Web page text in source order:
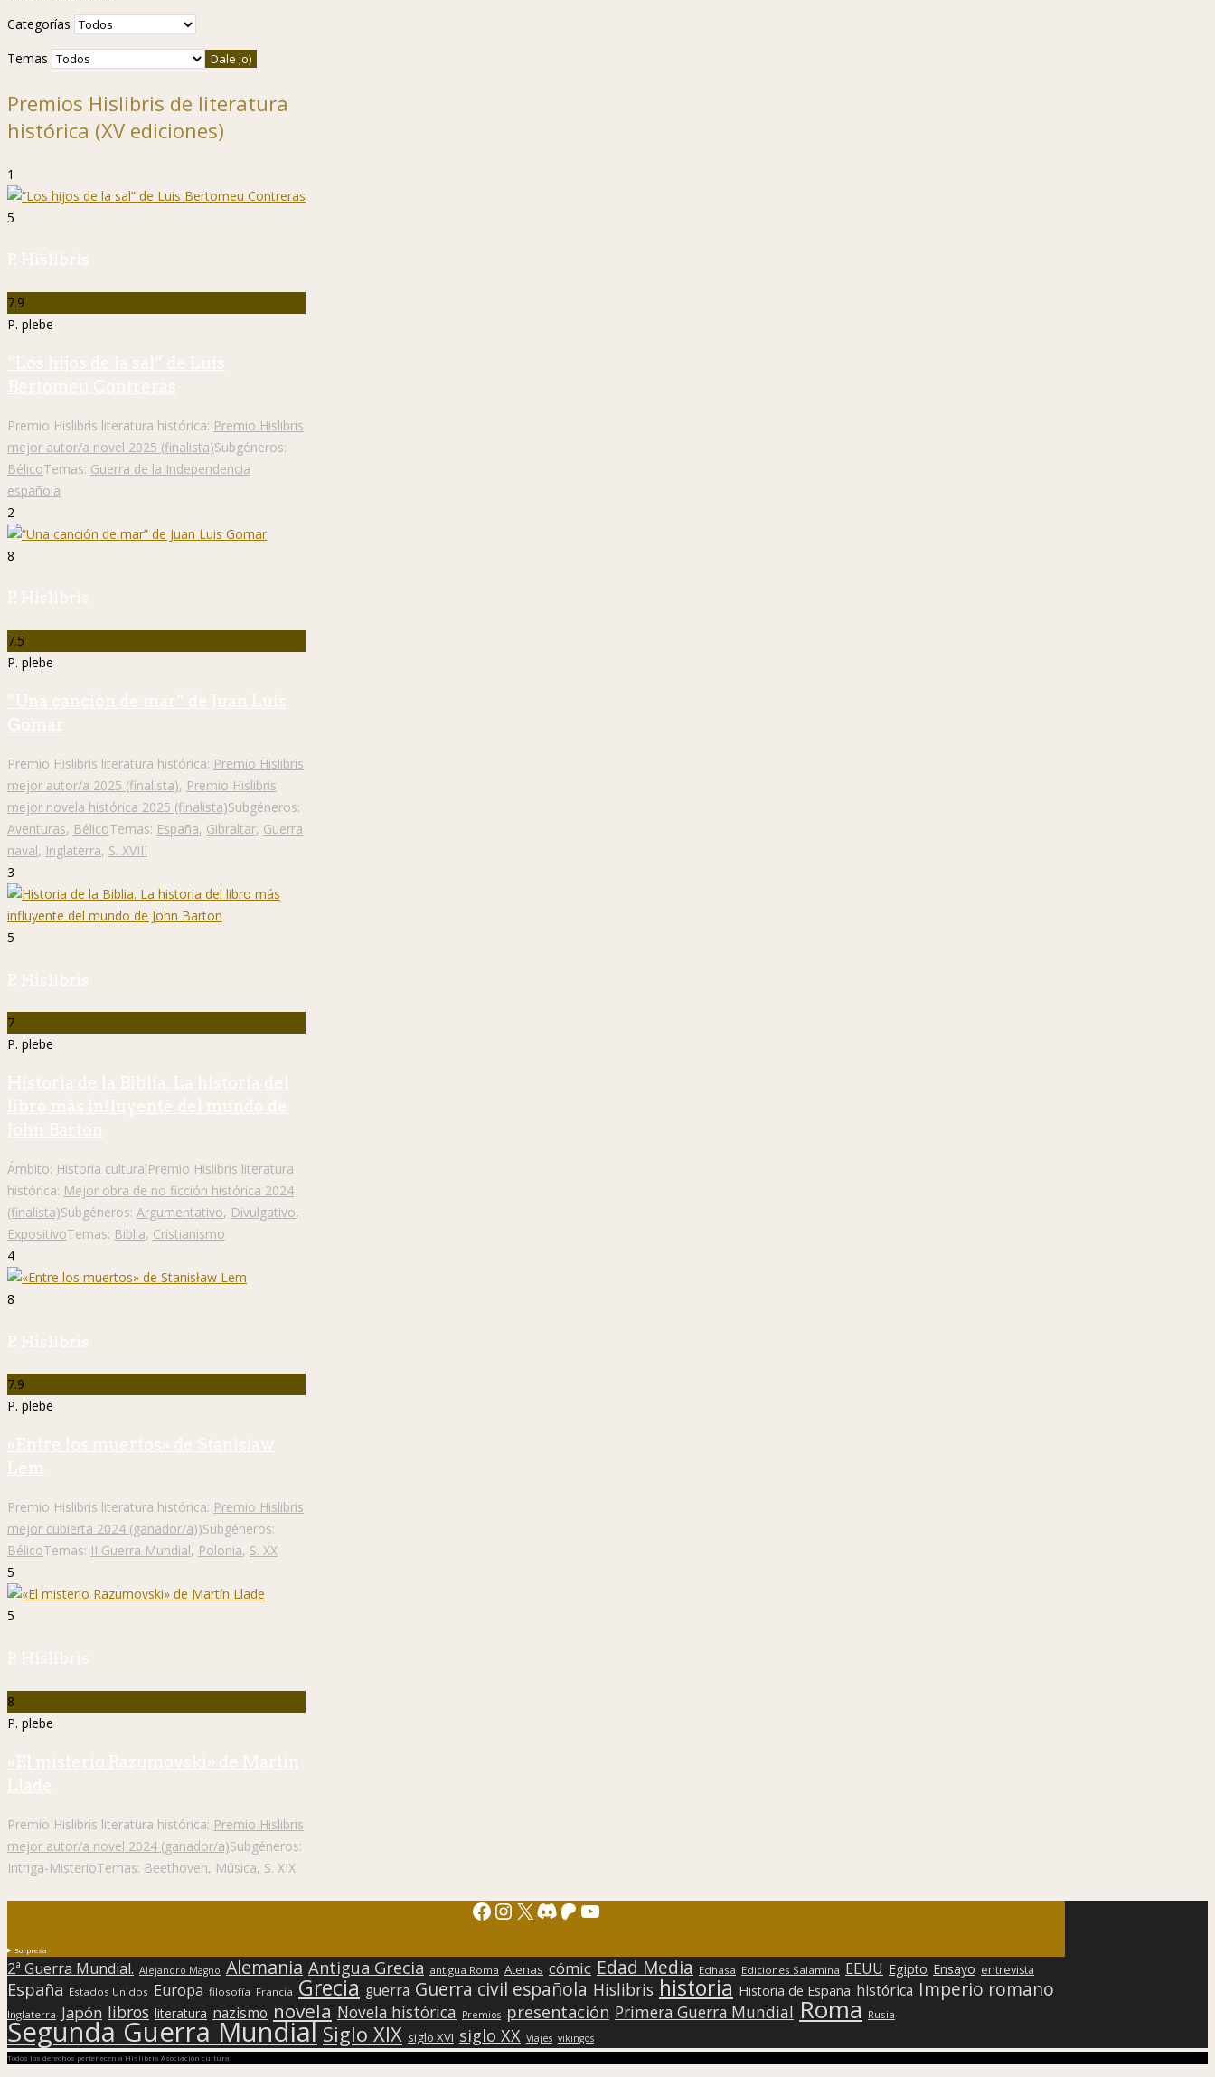
Categorías
Temas
Premios Hislibris de literatura
histórica (XV ediciones)
1
5
P. Hislibris
7.9
P. plebe
“Los hijos de la sal” de Luis
Bertomeu Contreras
Premio Hislibris literatura histórica: Premio Hislibris
mejor autor/a novel 2025 (finalista)Subgéneros:
BélicoTemas: Guerra de la Independencia
española
2
8
P. Hislibris
7.5
P. plebe
“Una canción de mar” de Juan Luis
Gomar
Premio Hislibris literatura histórica: Premio Hislibris
mejor autor/a 2025 (finalista), Premio Hislibris
mejor novela histórica 2025 (finalista)Subgéneros:
Aventuras, BélicoTemas: España, Gibraltar, Guerra
naval, Inglaterra, S. XVIII
3
5
P. Hislibris
7
P. plebe
Historia de la Biblia. La historia del
libro más influyente del mundo de
John Barton
Ámbito: Historia culturalPremio Hislibris literatura
histórica: Mejor obra de no ficción histórica 2024
(finalista)Subgéneros: Argumentativo, Divulgativo,
ExpositivoTemas: Biblia, Cristianismo
4
8
P. Hislibris
7.9
P. plebe
«Entre los muertos» de Stanisław
Lem
Premio Hislibris literatura histórica: Premio Hislibris
mejor cubierta 2024 (ganador/a))Subgéneros:
BélicoTemas: II Guerra Mundial, Polonia, S. XX
5
5
P. Hislibris
8
P. plebe
«El misterio Razumovski» de Martín
Llade
Premio Hislibris literatura histórica: Premio Hislibris
mejor autor/a novel 2024 (ganador/a)Subgéneros:
Intriga-MisterioTemas: Beethoven, Música, S. XIX
Facebook
Instagram
X Discord
Patreon
YouTube
Sorpresa
2ª Guerra Mundial. Alejandro Magno Alemania Antigua Grecia antigua Roma Atenas cómic Edad Media Edhasa Ediciones Salamina EEUU Egipto Ensayo entrevista
España Estados Unidos Europa filosofía Francia Grecia guerra Guerra civil española Hislibris historia Historia de España histórica Imperio romano
Inglaterra Japón libros literatura nazismo novela Novela histórica Premios presentación Primera Guerra Mundial Roma Rusia
Segunda Guerra Mundial Siglo XIX siglo XVI siglo XX Viajes vikingos
Todos los derechos pertenecen a Hislibris Asociación cultural